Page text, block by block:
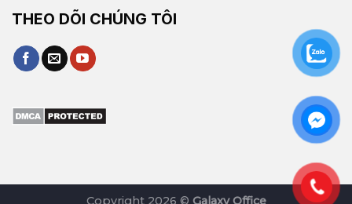
THEO DÕI CHÚNG TÔI
Copyright 2026 © Galaxy Office